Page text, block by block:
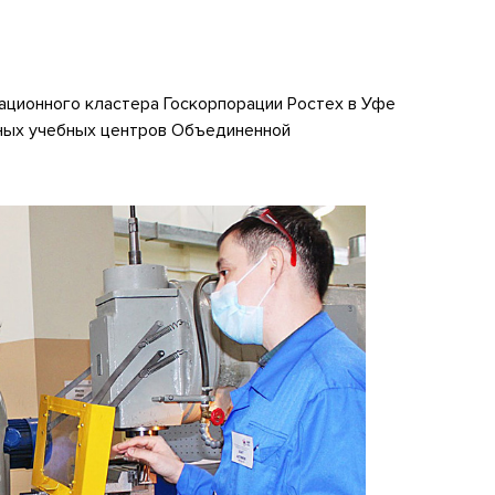
кластера Госкорпорации Ростех в Уфе
учебных центров Объединенной